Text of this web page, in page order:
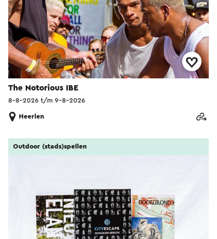
The Notorious IBE
8-8-2026 t/m 9-8-2026
Heerlen
Outdoor (stads)spellen